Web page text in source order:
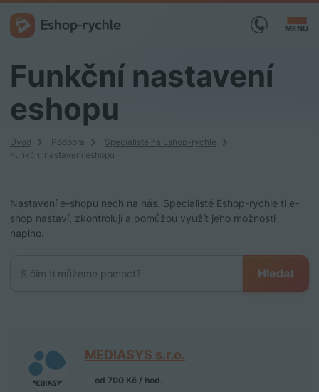
MENU
Funkční nastavení
eshopu
Úvod Podpora
Specialisté na Eshop-rychle
Funkční nastavení eshopu
Nastavení e-shopu nech na nás. Specialisté Eshop-rychle ti e-
shop nastaví, zkontrolují a pomůžou využít jeho možnosti
naplno.
Hledat
MEDIASYS s.r.o.
od 700 Kč / hod.